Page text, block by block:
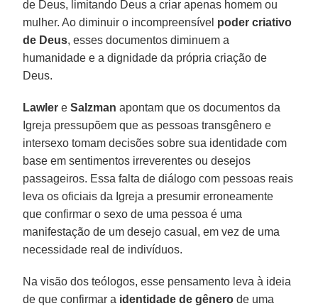
de Deus, limitando Deus a criar apenas homem ou
mulher. Ao diminuir o incompreensível poder criativo
de Deus, esses documentos diminuem a
humanidade e a dignidade da própria criação de
Deus.
Lawler eSalzman apontam que os documentos da
Igreja pressupõem que as pessoas transgênero e
intersexo tomam decisões sobre sua identidade com
base em sentimentos irreverentes ou desejos
passageiros. Essa falta de diálogo com pessoas reais
leva os oficiais da Igreja a presumir erroneamente
que confirmar o sexo de uma pessoa é uma
manifestação de um desejo casual, em vez de uma
necessidade real de indivíduos.
Na visão dos teólogos, esse pensamento leva à ideia
de que confirmar a identidade de gênero de uma